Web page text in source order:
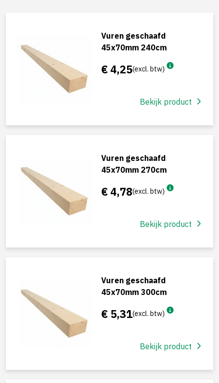
Vuren geschaafd
45x70mm 240cm
€ 4,25(excl. btw)
Bekijk product
Vuren geschaafd
45x70mm 270cm
€ 4,78(excl. btw)
Bekijk product
Vuren geschaafd
45x70mm 300cm
€ 5,31(excl. btw)
Bekijk product